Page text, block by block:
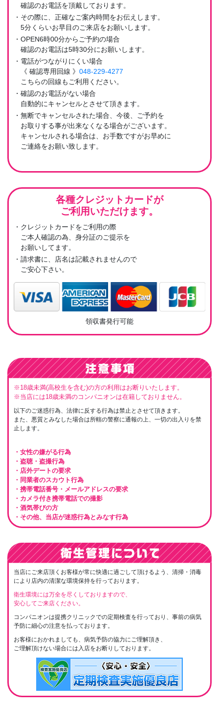
確認のお電話を頂戴しております。
・その際に、正確なご案内時間をお伝えします。
5分くらいお早目のご来店をお願いします。
・OPEN6時00分からご予約の場合
確認のお電話は5時30分にお願いします。
・電話がつながりにくい場合
《 確認専用回線 》 048-229-4277
こちらの回線もご利用ください。
・確認のお電話がない場合
自動的にキャンセルとさせて頂きます。
・無断でキャンセルされた場合、今後、ご予約を
お取りする事が出来なくなる場合がございます。
キャンセルされる場合は、お手数ですがお早めに
ご連絡をお願い致します。
各種クレジットカードが
ご利用いただけます。
・クレジットカードをご利用の際
ご本人確認の為、身分証のご提示を
お願いしてます。
・請求書に、店名は記載されませんので
ご安心下さい。
領収書発行可能
※18歳未満(高校生を含む)の方の利用はお断りいたします。
※当店には18歳未満のコンパニオンは在籍しておりません。
以下のご迷惑行為、法律に反する行為は禁止とさせて頂きます。
また、悪質とみなした場合は所轄の警察に通報の上、一切の出入りを禁
止します。
・女性の嫌がる行為
・盗聴・盗撮行為
・店外デートの要求
・同業者のスカウト行為
・携帯電話番号・メールアドレスの要求
・カメラ付き携帯電話での撮影
・酒気帯びの方
・その他、当店が迷惑行為とみなす行為
当店にご来店頂くお客様が常に快適に過ごして頂けるよう、清掃・消毒
により店内の清潔な環境保持を行っております。
衛生環境には万全を尽くしておりますので、
安心してご来店ください。
コンパニオンは提携クリニックでの定期検査を行っており、事前の病気
予防に細心の注意を払っております。
お客様におかれましても、病気予防の協力にご理解頂き、
ご理解頂けない場合には入店をお断りしております。